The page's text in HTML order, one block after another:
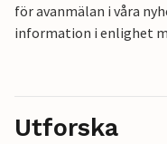
för avanmälan i våra
information i enlighet
Utforska